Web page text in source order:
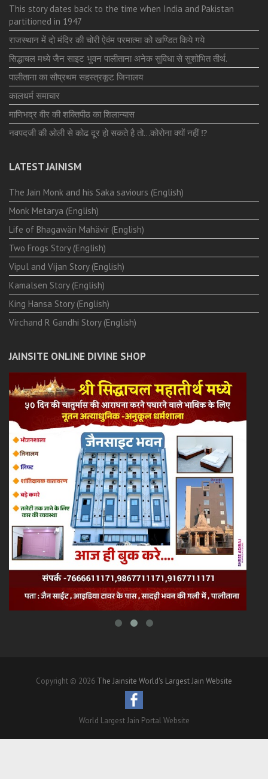
This story dates back to the time when India and Pakistan
partitioned in 1947
राजस्थान में दो मंदिर की चोरी ऐवंम परमात्मा को खण्डित किये गये
सिद्धाचल मध्ये जैन साइट भुवन पालीताना अनेक सुविधा से सुशोभित तीर्थ.
पालीताना का सौप्रथम सहस्त्रकूट जिनालय
कालधर्म समाचार
माणिभद्र वीर की शक्तिपीठ का शिलान्यास
नवपदजी की ओली से कोढ दूर हो सकते है तो…कोरोना क्यों नहीं ⁉️
LATEST JAINISM
The Jain Monk and his Saka saviours (English)
Monk Metarya (English)
Life of Bhagawän Mahävir (English)
Two Frogs Story (English)
Vipul and Vijan Story (English)
Kamalsen Story (English)
King Hansa Story (English)
Virchand R Gandhi Story (English)
JAINSITE ONLINE DIVINE SHOP
Copyright © 2026 The Jainsite World's Largest Jain Website
World Largest Jain Portal Website